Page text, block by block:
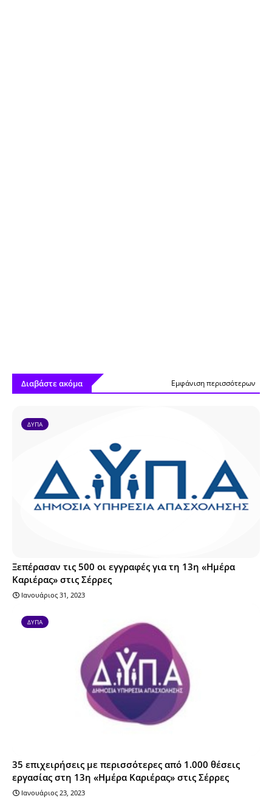
Διαβάστε ακόμα Εμφάνιση περισσότερων
ΔΥΠΑ
Ξεπέρασαν τις 500 οι εγγραφές για τη 13η «Ημέρα
Καριέρας» στις Σέρρες
Ιανουάριος 31, 2023
ΔΥΠΑ
35 επιχειρήσεις με περισσότερες από 1.000 θέσεις
εργασίας στη 13η «Ημέρα Καριέρας» στις Σέρρες
Ιανουάριος 23, 2023